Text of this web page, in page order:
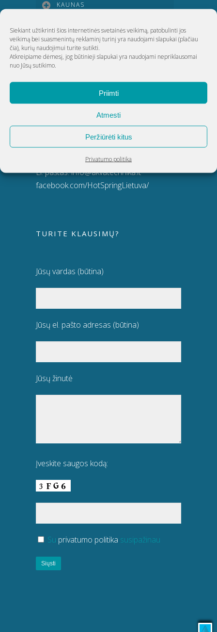
Siekiant užtikrinti šios internetinės svetainės veikimą, patobulinti jos
veikimą bei suasmenintų reklaminį turinį yra naudojami slapukai (plačiau
čia), kurių naudojimui turite sutikti.
Atkreipiame dėmesį, jog būtinieji slapukai yra naudojami nepriklausomai
nuo Jūsų sutikimo.
Priimti
Atmesti
Peržiūrėti kitus
Privatumo politika
KAUNAS
KLAIPĖDA
ŠIAULIAI
Adresas: Dunojaus g. 20, Vilnius
Įmonės kodas: 124389034
PVM kodas: LT243890314
8 5 270 9695
El. paštas:info@akvatechnika.lt
facebook.com/HotSpringLietuva/
TURITE KLAUSIMŲ?
Jūsų vardas (būtina)
Jūsų el. pašto adresas (būtina)
Jūsų žinutė
Įveskite saugos kodą:
Su privatumo politika susipažinau